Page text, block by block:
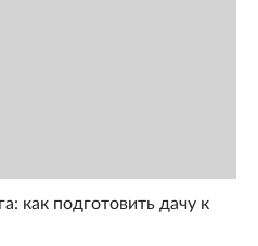
как подготовить дачу к